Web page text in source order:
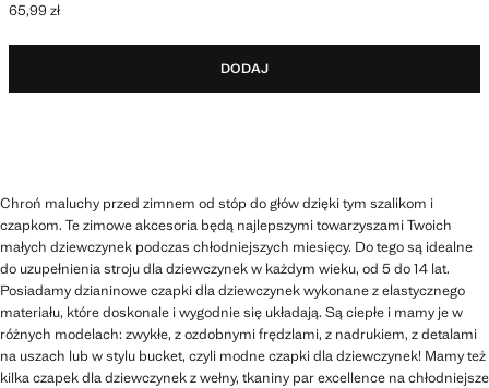
Aktualna cena [65,99 zł ]
65,99 zł
DODAJ
Chroń maluchy przed zimnem od stóp do głów dzięki tym szalikom i
czapkom. Te zimowe akcesoria będą najlepszymi towarzyszami Twoich
małych dziewczynek podczas chłodniejszych miesięcy. Do tego są idealne
do uzupełnienia stroju dla dziewczynek w każdym wieku, od 5 do 14 lat.
Posiadamy dzianinowe czapki dla dziewczynek wykonane z elastycznego
materiału, które doskonale i wygodnie się układają. Są ciepłe i mamy je w
różnych modelach: zwykłe, z ozdobnymi frędzlami, z nadrukiem, z detalami
na uszach lub w stylu bucket, czyli modne czapki dla dziewczynek! Mamy też
kilka czapek dla dziewczynek z wełny, tkaniny par excellence na chłodniejsze